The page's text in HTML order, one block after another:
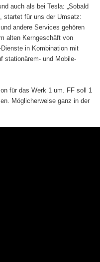
auch als bei Tesla: „Sobald
startet für uns der Umsatz:
andere Services gehören
alten Kerngeschäft von
in Kombination mit
stationärem- und Mobile-
für das Werk 1 um. FF soll 1
Möglicherweise ganz in der